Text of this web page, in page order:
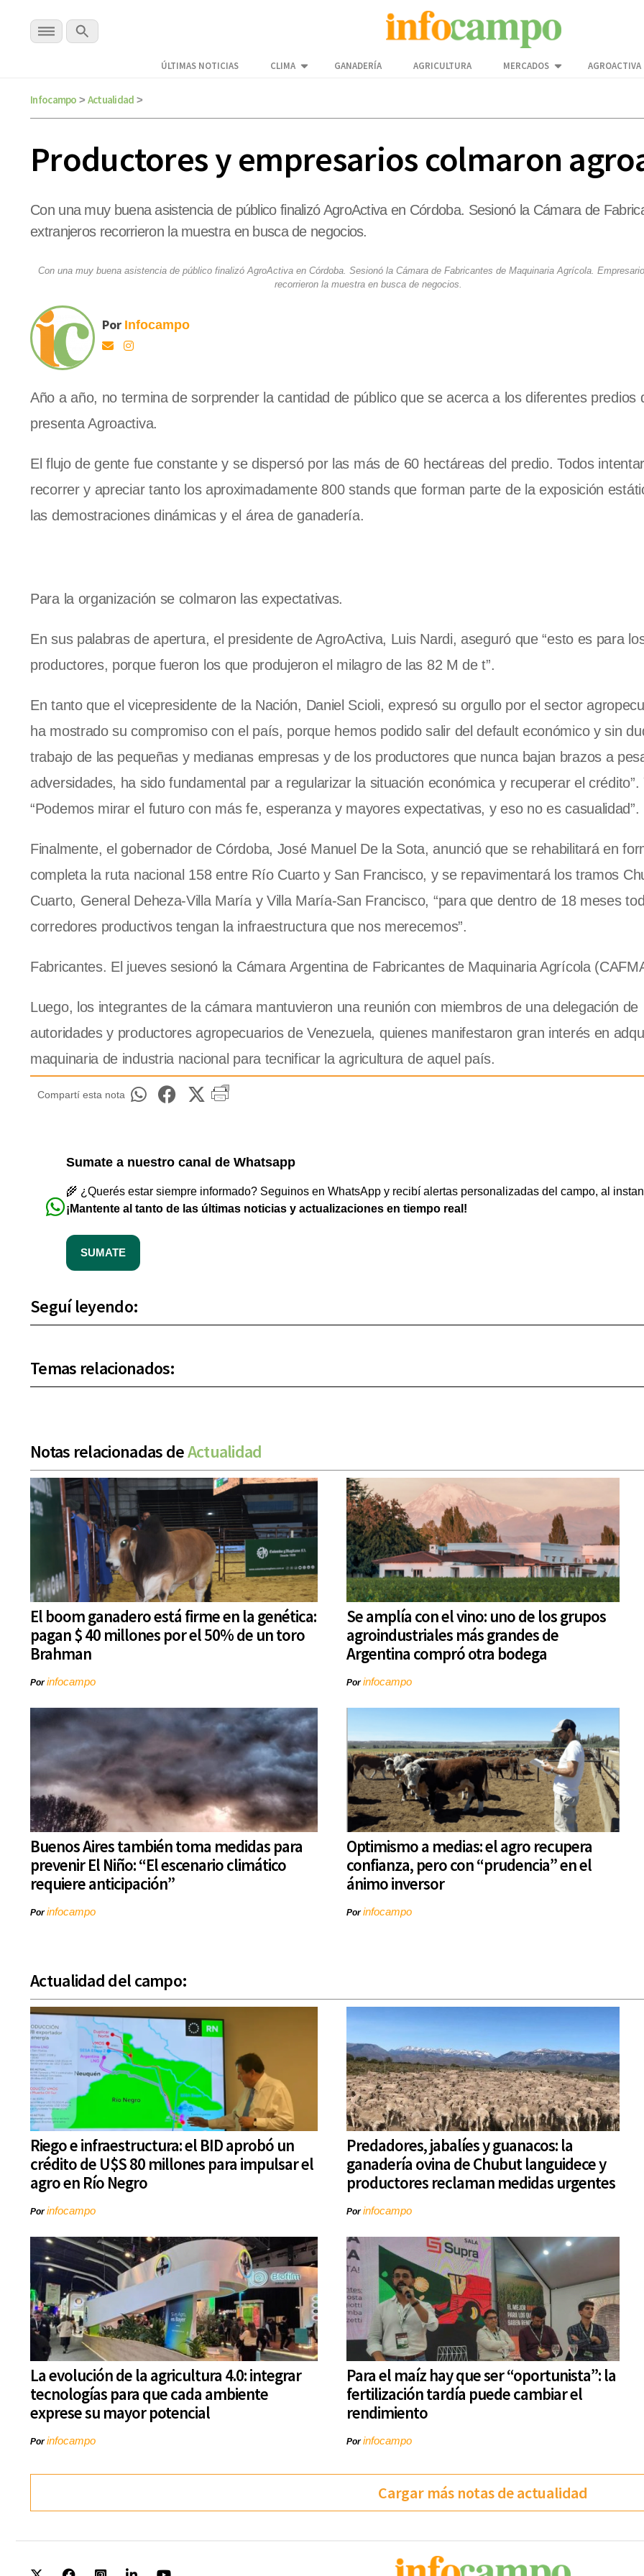
ÚLTIMAS NOTICIAS CLIMA GANADERÍA AGRICULTURA MERCADOS AGROACTIVA
Infocampo > Actualidad >
Productores y empresarios colmaron
Con una muy buena asistencia de público finalizó AgroActiva en Córdoba. Sesionó la Cámara de
extranjeros recorrieron la muestra en busca de negocios.
Con una muy buena asistencia de público finalizó AgroActiva en Córdoba. Sesionó la Cámara de Fabricantes de Maquinaria Agrícola.
recorrieron la muestra en busca de negocios.
Por Infocampo
Año a año, no termina de sorprender la cantidad de público que se acerca a los diferentes predios
presenta Agroactiva.
El flujo de gente fue constante y se dispersó por las más de 60 hectáreas del predio. Todos
recorrer y apreciar tanto los aproximadamente 800 stands que forman parte de la exposición
las demostraciones dinámicas y el área de ganadería.
Para la organización se colmaron las expectativas.
En sus palabras de apertura, el presidente de AgroActiva, Luis Nardi, aseguró que “esto es para
productores, porque fueron los que produjeron el milagro de las 82 M de t”.
En tanto que el vicepresidente de la Nación, Daniel Scioli, expresó su orgullo por el sector
ha mostrado su compromiso con el país, porque hemos podido salir del default económico y sin
trabajo de las pequeñas y medianas empresas y de los productores que nunca bajan brazos a
adversidades, ha sido fundamental par a regularizar la situación económica y recuperar el crédito”.
“Podemos mirar el futuro con más fe, esperanza y mayores expectativas, y eso no es casualidad”.
Finalmente, el gobernador de Córdoba, José Manuel De la Sota, anunció que se rehabilitará en
completa la ruta nacional 158 entre Río Cuarto y San Francisco, y se repavimentará los tramos
Cuarto, General Deheza-Villa María y Villa María-San Francisco, “para que dentro de 18 meses
corredores productivos tengan la infraestructura que nos merecemos”.
Fabricantes. El jueves sesionó la Cámara Argentina de Fabricantes de Maquinaria Agrícola
Luego, los integrantes de la cámara mantuvieron una reunión con miembros de una delegación de
autoridades y productores agropecuarios de Venezuela, quienes manifestaron gran interés en
maquinaria de industria nacional para tecnificar la agricultura de aquel país.
Compartí esta nota
Sumate a nuestro canal de Whatsapp
🌾 ¿Querés estar siempre informado? Seguinos en WhatsApp y recibí alertas personalizadas del campo, al
¡Mantente al tanto de las últimas noticias y actualizaciones en tiempo real!
SUMATE
Seguí leyendo:
Temas relacionados:
Notas relacionadas deActualidad
El boom ganadero está firme en la genética:
pagan $ 40 millones por el 50% de un toro
Brahman
Porinfocampo
Se amplía con el vino: uno de los grupos
agroindustriales más grandes de
Argentina compró otra bodega
Porinfocampo
Buenos Aires también toma medidas para
prevenir El Niño: “El escenario climático
requiere anticipación”
Porinfocampo
Optimismo a medias: el agro recupera
confianza, pero con “prudencia” en el
ánimo inversor
Porinfocampo
Actualidad del campo:
Riego e infraestructura: el BID aprobó un
crédito de U$S 80 millones para impulsar el
agro en Río Negro
Porinfocampo
Predadores, jabalíes y guanacos: la
ganadería ovina de Chubut languidece y
productores reclaman medidas urgentes
Porinfocampo
La evolución de la agricultura 4.0: integrar
tecnologías para que cada ambiente
exprese su mayor potencial
Porinfocampo
Para el maíz hay que ser “oportunista”: la
fertilización tardía puede cambiar el
rendimiento
Porinfocampo
Cargar más notas de actualidad